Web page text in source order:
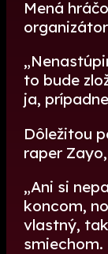
Mená
to bude
ja,
Dôležitou
raper
„Ani si
koncom,
vlastný,
smiechom.